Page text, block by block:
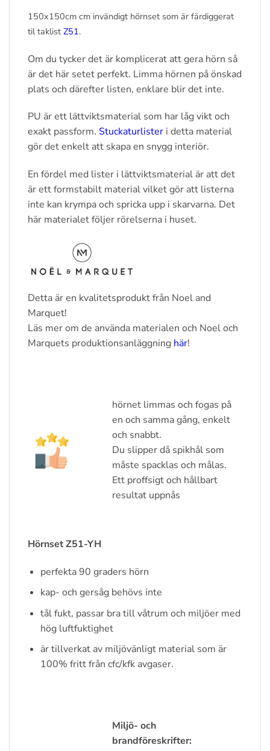
150x150cm cm invändigt hörnset som är färdiggerat
til taklist Z51.
Om du tycker det är komplicerat att gera hörn så
är det här setet perfekt. Limma hörnen på önskad
plats och därefter listen, enklare blir det inte.
PU är ett lättviktsmaterial som har låg vikt och
exakt passform. Stuckaturlister i detta material
gör det enkelt att skapa en snygg interiör.
En fördel med lister i lättviktsmaterial är att det
är ett formstabilt material vilket gör att listerna
inte kan krympa och spricka upp i skarvarna. Det
här materialet följer rörelserna i huset.
Detta är en kvalitetsprodukt från Noel and
Marquet!
Läs mer om de använda materialen och Noel och
Marquets produktionsanläggning här!
hörnet limmas och fogas på
en och samma gång, enkelt
och snabbt.
Du slipper då spikhål som
måste spacklas och målas.
Ett proffsigt och hållbart
resultat uppnås
Hörnset Z51-YH
perfekta 90 graders hörn
kap- och gersåg behövs inte
tål fukt, passar bra till våtrum och miljöer med
hög luftfuktighet
är tillverkat av miljövänligt material som är
100% fritt från cfc/kfk avgaser.
Miljö- och
brandföreskrifter: